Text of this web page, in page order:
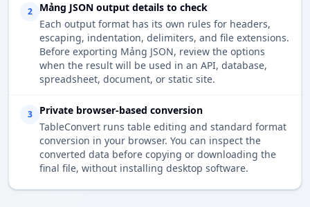
2
Mảng JSON output details to check
Each output format has its own rules for headers,
escaping, indentation, delimiters, and file extensions.
Before exporting Mảng JSON, review the options
when the result will be used in an API, database,
spreadsheet, document, or static site.
3
Private browser-based conversion
TableConvert runs table editing and standard format
conversion in your browser. You can inspect the
converted data before copying or downloading the
final file, without installing desktop software.